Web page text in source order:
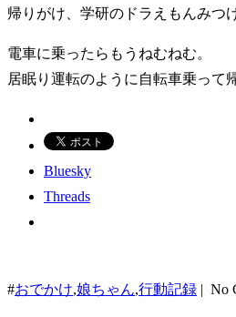
帰りがけ、学研のドラえもんみつ
電車に乗ったらもうねむねむ。
居眠り運転のように自転車乗って
Bluesky
Threads
#おでかけ,娘ちゃん,行動記録 | No